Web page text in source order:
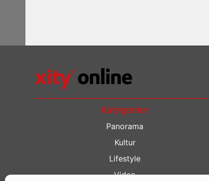
Kategorien
Panorama
Kultur
Lifestyle
Video